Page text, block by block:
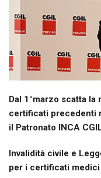
Dal 1°marzo scatta
certificati precedenti
il Patronato INCA
Invalidità civile e
per i certificati